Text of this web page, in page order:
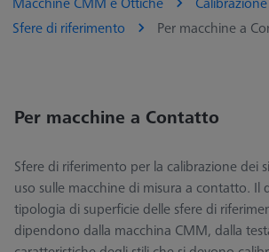
Sfere di riferimento
Per macchine a
Per macchine a Contatto
Sfere di riferimento per la calibrazione dei
uso sulle macchine di misura a contatto. Il
tipologia di superficie delle sfere di
dipendono dalla macchina CMM, dalla